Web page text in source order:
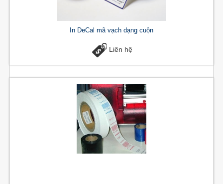
In DeCal mã vạch dạng cuộn
Liên hệ